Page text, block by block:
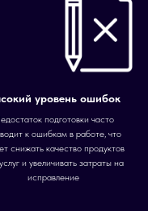
уровень ошибок
подготовки часто
к ошибкам в работе, что
снижать качество продуктов
и увеличивать затраты на
исправление